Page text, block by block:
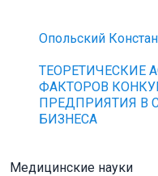
Опольский
ТЕОРЕТИЧЕСКИЕ
ФАКТОРОВ
ПРЕДПРИЯТИЯ В
БИЗНЕСА
Медицинские науки